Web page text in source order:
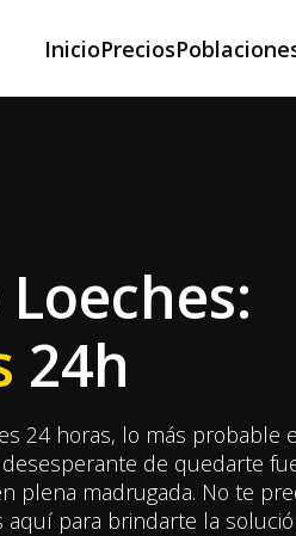
InicioPrecios
24h
24 horas, lo más probable
de quedarte
plena madrugada. No te
aquí para brindarte la